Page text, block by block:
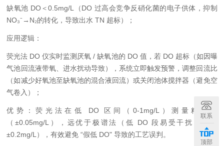
缺氧池 DO＜0.5mg/L（DO 过高会竞争反硝化菌的电子供体，抑制
NO₃⁻→N₂的转化，导致出水 TN 超标）；
应用逻辑：
荧光法 DO 仪实时监测厌氧 / 缺氧池的 DO 值，若 DO 超标（如因曝
气池回流液带氧、进水扰动导致），系统立即触发预警，调整回流比
（如减少好氧池至缺氧池的混合液回流）或关闭池体搅拌器（避免空
气卷入）；
优势：荧光法在低 DO 区间（0-1mg/L）测量精度高
（±0.05mg/L），远优于极谱法（低 DO 段易受干扰，误差
±0.2mg/L），有效避免 “假低 DO" 导致的工艺误判。
联系
顶部